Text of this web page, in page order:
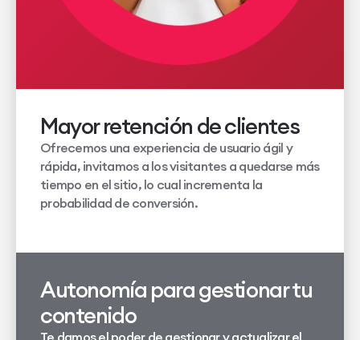
Mayor retención de clientes
Ofrecemos una experiencia de usuario ágil y
rápida, invitamos a los visitantes a quedarse más
tiempo en el sitio, lo cual incrementa la
probabilidad de conversión.
Autonomía para gestionar tu
contenido
Te damos el poder de gestionar y actualizar el